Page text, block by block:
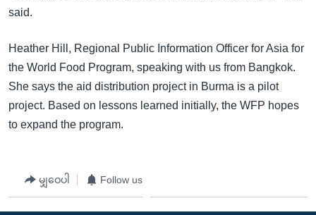
said.
Heather Hill, Regional Public Information Officer for Asia for
the World Food Program, speaking with us from Bangkok.
She says the aid distribution project in Burma is a pilot
project. Based on lessons learned initially, the WFP hopes
to expand the program.
မျှဝေပါ Follow us